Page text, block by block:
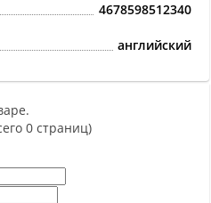
4678598512340
английский
0 страниц)